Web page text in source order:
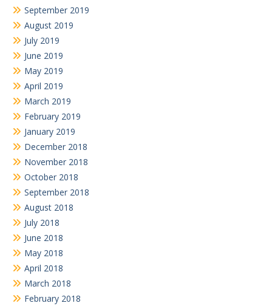
September 2019
August 2019
July 2019
June 2019
May 2019
April 2019
March 2019
February 2019
January 2019
December 2018
November 2018
October 2018
September 2018
August 2018
July 2018
June 2018
May 2018
April 2018
March 2018
February 2018